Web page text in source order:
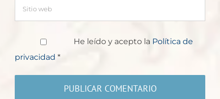
He leído y acepto la Política de
privacidad *